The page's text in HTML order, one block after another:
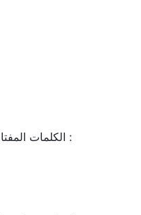
الكلمات